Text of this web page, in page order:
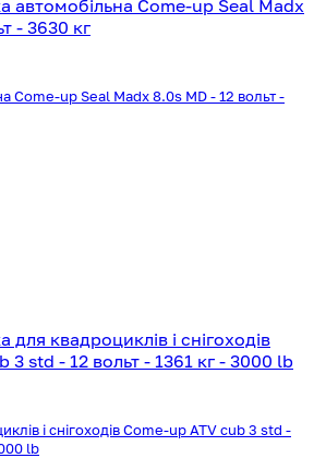
Come-up Seal Madx 8.0s MD - 12 вольт -
і снігоходів Come-up ATV cub 3 std -
lb